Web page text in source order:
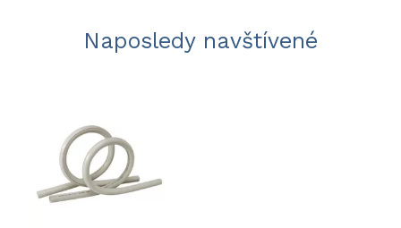
Naposledy navštívené